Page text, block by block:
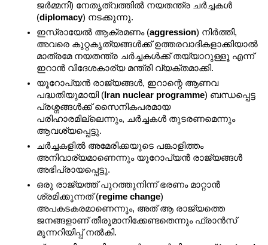
ജർമ്മനി) നേതൃത്വത്തിൽ നയതന്ത്ര ചർച്ചകൾ
(diplomacy) നടക്കുന്നു.
ഇസ്രായേൽ ആക്രമണം (aggression) നിർത്തി,
അവരെ കുറ്റകൃത്യങ്ങൾക്ക് ഉത്തരവാദികളാക്കിയാൽ
മാത്രമേ നയതന്ത്ര ചർച്ചകൾക്ക് തയ്യാറുള്ളൂ എന്ന്
ഇറാൻ വിദേശകാര്യ മന്ത്രി വ്യക്തമാക്കി.
യൂറോപ്യൻ രാജ്യങ്ങൾ, ഇറാന്റെ ആണവ
പദ്ധതിയുമായി ( Iran nuclear programme) ബന്ധപ്പെട്ട
പ്രശ്നങ്ങൾക്ക് സൈനികപരമായ
പരിഹാരമില്ലെന്നും, ചർച്ചകൾ തുടരണമെന്നും
ആവശ്യപ്പെട്ടു.
ചർച്ചകളിൽ അമേരിക്കയുടെ പങ്കാളിത്തം
അനിവാര്യമാണെന്നും യൂറോപ്യൻ രാജ്യങ്ങൾ
അഭിപ്രായപ്പെട്ടു.
ഒരു രാജ്യത്ത് പുറത്തുനിന്ന് ഭരണം മാറ്റാൻ
ശ്രമിക്കുന്നത് (regime change)
അപകടകരമാണെന്നും, അത് ആ രാജ്യത്തെ
ജനങ്ങളാണ് തീരുമാനിക്കേണ്ടതെന്നും ഫ്രാൻസ്
മുന്നറിയിപ്പ് നൽകി.